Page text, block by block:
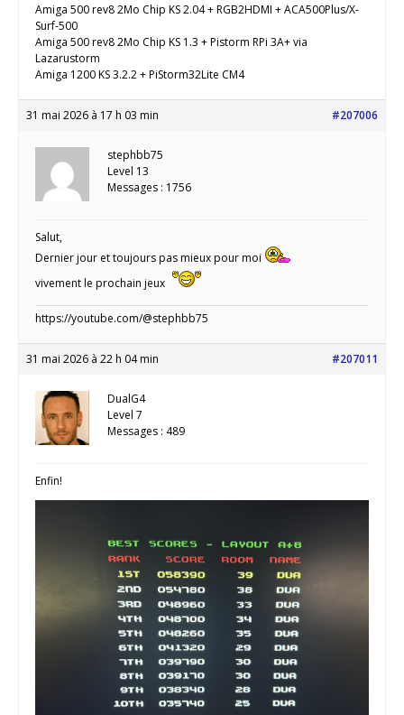
Amiga 500 rev8 2Mo Chip KS 2.04 + RGB2HDMI + ACA500Plus/X-
Surf-500
Amiga 500 rev8 2Mo Chip KS 1.3 + Pistorm RPi 3A+ via
Lazarustorm
Amiga 1200 KS 3.2.2 + PiStorm32Lite CM4
31 mai 2026 à 17 h 03 min #207006
stephbb75
Level 13
Messages : 1756
Salut,
Dernier jour et toujours pas mieux pour moi
vivement le prochain jeux
https://youtube.com/@stephbb75
31 mai 2026 à 22 h 04 min #207011
DualG4
Level 7
Messages : 489
Enfin!